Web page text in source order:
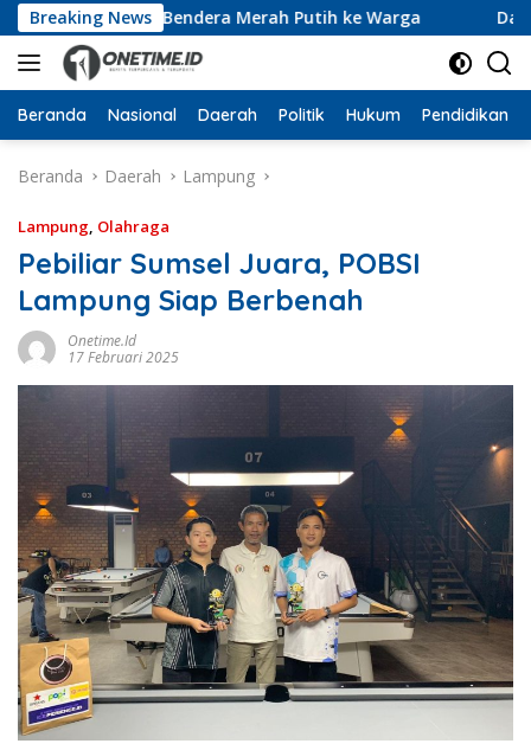
Langsung
ke
konten
Breaking News
10 Ribu Bendera Merah Putih ke Warga Dari Ruang
Beranda Nasional Daerah Politik Hukum Pendidikan
Beranda Daerah Lampung
Lampung, Olahraga
Pebiliar Sumsel Juara, POBSI
Lampung Siap Berbenah
Onetime.id
17 Februari 2025